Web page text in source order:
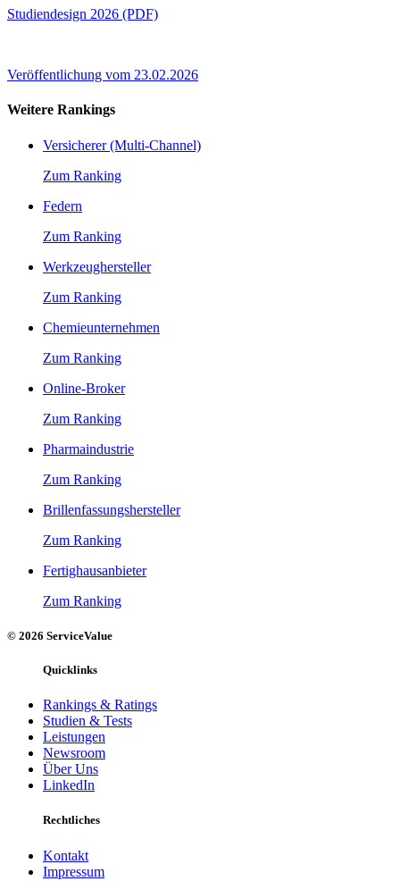
Studiendesign 2026 (PDF)
Veröffentlichung vom 23.02.2026
Weitere Rankings
Versicherer (Multi-Channel)
Zum Ranking
Federn
Zum Ranking
Werkzeughersteller
Zum Ranking
Chemieunternehmen
Zum Ranking
Online-Broker
Zum Ranking
Pharmaindustrie
Zum Ranking
Brillenfassungshersteller
Zum Ranking
Fertighausanbieter
Zum Ranking
© 2026 ServiceValue
Quicklinks
Rankings & Ratings
Studien & Tests
Leistungen
Newsroom
Über Uns
LinkedIn
Rechtliches
Kontakt
Impressum